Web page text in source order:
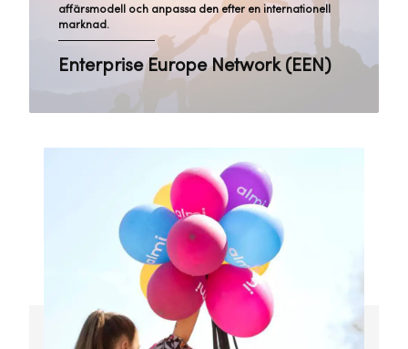
affärsmodell och anpassa den efter en internationell
marknad.
Enterprise Europe Network (EEN)